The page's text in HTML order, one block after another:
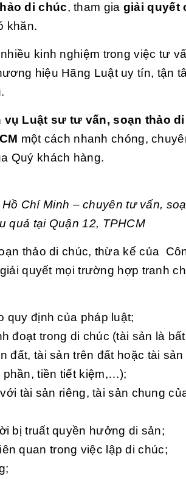
di chúc, tham gia giải quyết
khăn.
kinh nghiệm trong việc tư
hiệu Hãng Luật uy tín, tận
vụ Luật sư tư vấn, soạn thảo
một cách nhanh chóng,
Quý khách hàng.
Chí Minh – chuyên tư vấn,
quả tại Quận 12, TPHCM
thảo di chúc, thừa kế của
quyết mọi trường hợp tranh
quy định của pháp luật;
đoạt trong di chúc (tài sản là
đất, tài sản trên đất hoặc tài
tiền tiết kiệm,…);
tài sản riêng, tài sản chung
bị truất quyền hưởng di sản;
quan trong việc lập di chúc;